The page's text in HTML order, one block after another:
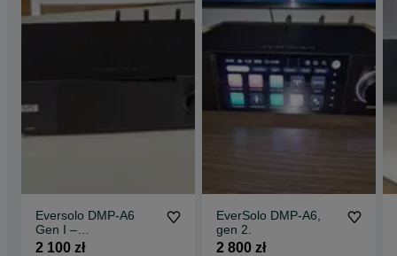
Eversolo DMP-A6
Gen I –
Streamer/DAC/Pream
2 100 zł
EverSolo DMP-A6,
gen 2.
2 800 zł